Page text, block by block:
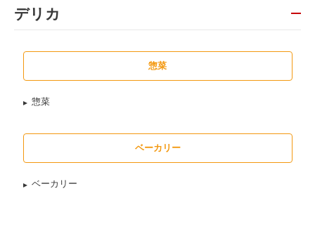
デリカ
惣菜
惣菜
ベーカリー
ベーカリー